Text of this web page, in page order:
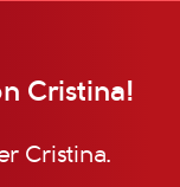
Cristina!
Cristina.